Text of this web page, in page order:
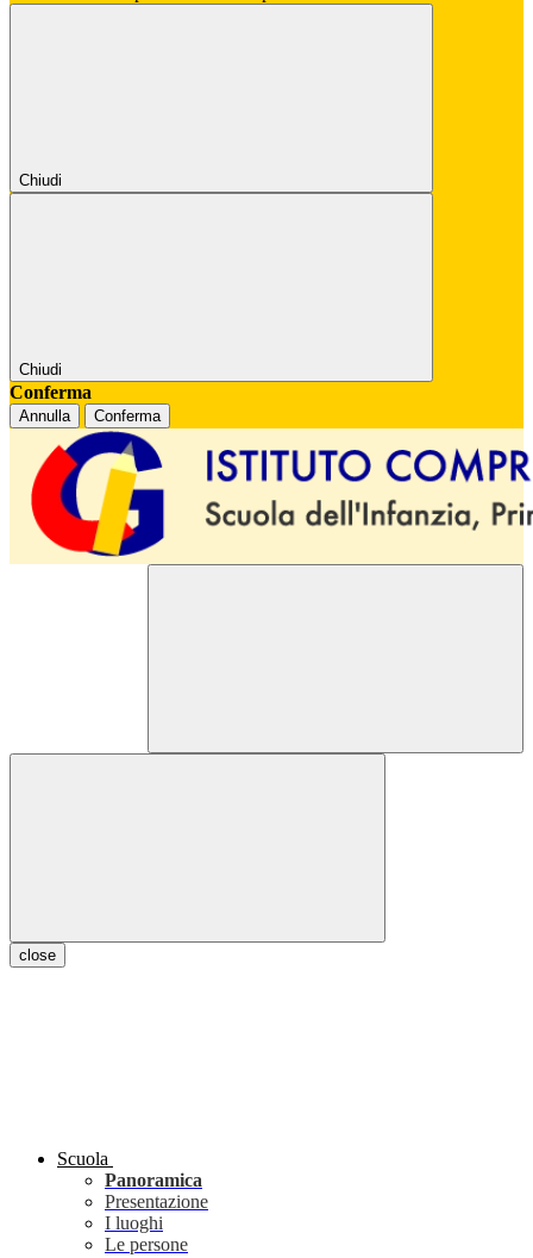
Chiudi
Chiudi
Conferma
Annulla Conferma
close
Scuola
Panoramica
Presentazione
I luoghi
Le persone